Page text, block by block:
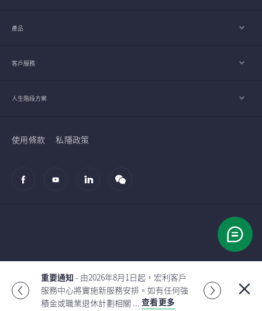
重要通知 - 由2026年7月2日起，宏利投資
管理（香港）有限公司的客戶服務中心將
遷至香港九龍觀塘海濱道8 ...查看更多
產品
客戶服務
人生階段方案
使用條款 私隱政策
Global